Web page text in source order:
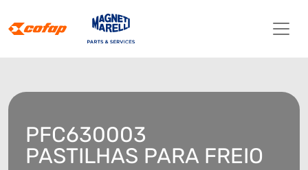
PFC630003
PASTILHAS PARA FREIO